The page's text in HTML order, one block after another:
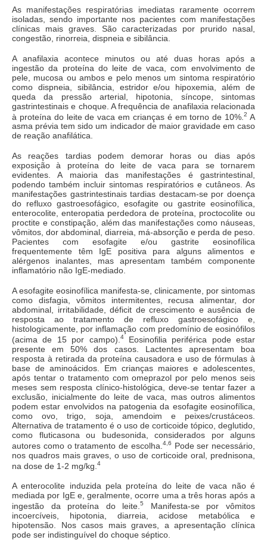
As manifestações respiratórias imediatas raramente ocorrem
isoladas, sendo importante nos pacientes com manifestações
clínicas mais graves. São caracterizadas por prurido nasal,
congestão, rinorreia, dispneia e sibilância.
A anafilaxia acontece minutos ou até duas horas após a
ingestão da proteína do leite de vaca, com envolvimento de
pele, mucosa ou ambos e pelo menos um sintoma respiratório
como dispneia, sibilância, estridor e/ou hipoxemia, além de
queda da pressão arterial, hipotonia, síncope, sintomas
gastrintestinais e choque. A frequência de anafilaxia relacionada
à proteína do leite de vaca em crianças é em torno de 10%.2 A
asma prévia tem sido um indicador de maior gravidade em caso
de reação anafilática.
As reações tardias podem demorar horas ou dias após
exposição à proteína do leite de vaca para se tornarem
evidentes. A maioria das manifestações é gastrintestinal,
podendo também incluir sintomas respiratórios e cutâneos. As
manifestações gastrintestinais tardias destacam-se por doença
do refluxo gastroesofágico, esofagite ou gastrite eosinofílica,
enterocolite, enteropatia perdedora de proteína, proctocolite ou
proctite e constipação, além das manifestações como náuseas,
vômitos, dor abdominal, diarreia, má-absorção e perda de peso.
Pacientes com esofagite e/ou gastrite eosinofílica
frequentemente têm IgE positiva para alguns alimentos e
alérgenos inalantes, mas apresentam também componente
inflamatório não IgE-mediado.
A esofagite eosinofílica manifesta-se, clinicamente, por sintomas
como disfagia, vômitos intermitentes, recusa alimentar, dor
abdominal, irritabilidade, déficit de crescimento e ausência de
resposta ao tratamento de refluxo gastroesofágico e,
histologicamente, por inflamação com predomínio de eosinófilos
(acima de 15 por campo). 4Eosinofilia periférica pode estar
presente em 50% dos casos. Lactentes apresentam boa
resposta à retirada da proteína causadora e uso de fórmulas à
base de aminoácidos. Em crianças maiores e adolescentes,
após tentar o tratamento com omeprazol por pelo menos seis
meses sem resposta clínico-histológica, deve-se tentar fazer a
exclusão, inicialmente do leite de vaca, mas outros alimentos
podem estar envolvidos na patogenia da esofagite eosinofílica,
como ovo, trigo, soja, amendoim e peixes/crustáceos.
Alternativa de tratamento é o uso de corticoide tópico, deglutido,
como fluticasona ou budesonida, considerados por alguns
autores como o tratamento de escolha. 4,6
Pode ser necessário,
nos quadros mais graves, o uso de corticoide oral, prednisona,
na dose de 1-2 mg/kg. 4
A enterocolite induzida pela proteína do leite de vaca não é
mediada por IgE e, geralmente, ocorre uma a três horas após a
ingestão da proteína do leite.5
Manifesta-se por vômitos
incoercíveis, hipotonia, diarreia, acidose metabólica e
hipotensão. Nos casos mais graves, a apresentação clínica
pode ser indistinguível do choque séptico.